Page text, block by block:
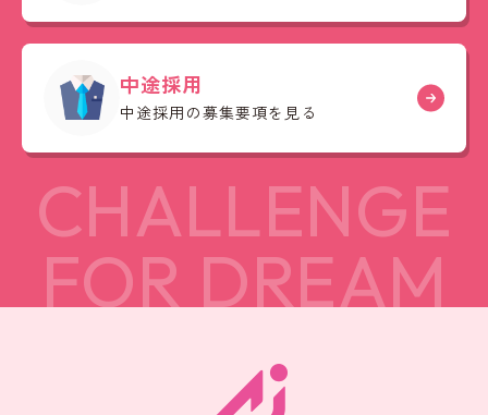
中途採用
中途採用の募集要項を見る